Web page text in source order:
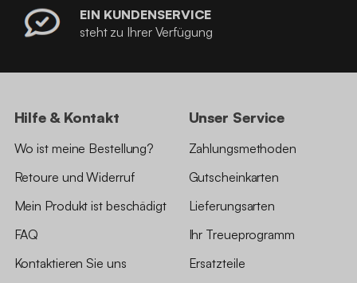
EIN KUNDENSERVICE
steht zu Ihrer Verfügung
Hilfe & Kontakt
Wo ist meine Bestellung?
Retoure und Widerruf
Mein Produkt ist beschädigt
FAQ
Kontaktieren Sie uns
Unser Service
Zahlungsmethoden
Gutscheinkarten
Lieferungsarten
Ihr Treueprogramm
Ersatzteile